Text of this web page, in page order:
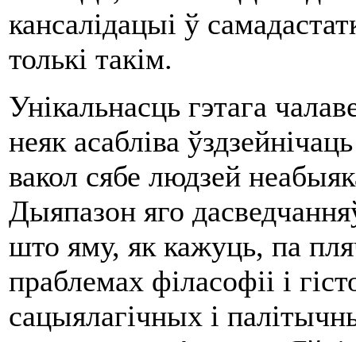
кансалідацыі ў
толькі такім.
Унікальнасць гэтага
неяк асабліва
вакол сябе людзей
Дыяпазон яго
што яму, як кажуць, па
праблемах філасофіі і
сацыялагічных і